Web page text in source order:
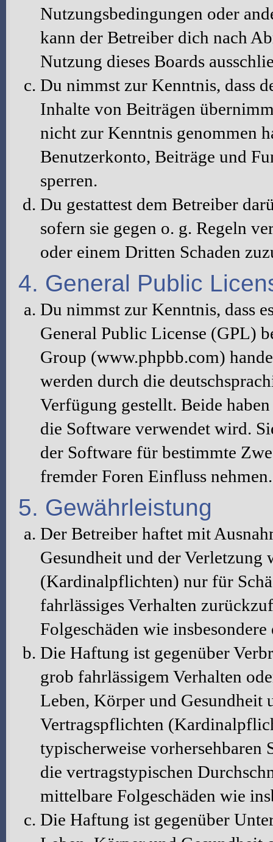
Nutzungsbedingungen oder
kann der Betreiber dich nach
Nutzung dieses Boards
Du nimmst zur Kenntnis, dass
Inhalte von Beiträgen
nicht zur Kenntnis genommen
Benutzerkonto, Beiträge und
sperren.
Du gestattest dem Betreiber
sofern sie gegen o. g. Regeln
oder einem Dritten Schaden
4. General Public
Du nimmst zur Kenntnis, dass
General Public License (GPL)
Group (www.phpbb.com)
werden durch die
Verfügung gestellt. Beide
die Software verwendet wird.
der Software für bestimmte
fremder Foren Einfluss nehmen.
5. Gewährleistung
Der Betreiber haftet mit
Gesundheit und der
(Kardinalpflichten) nur für
fahrlässiges Verhalten
Folgeschäden wie
Die Haftung ist gegenüber
grob fahrlässigem Verhalten
Leben, Körper und Gesundheit
Vertragspflichten
typischerweise vorhersehbaren
die vertragstypischen
mittelbare Folgeschäden wie
Die Haftung ist gegenüber